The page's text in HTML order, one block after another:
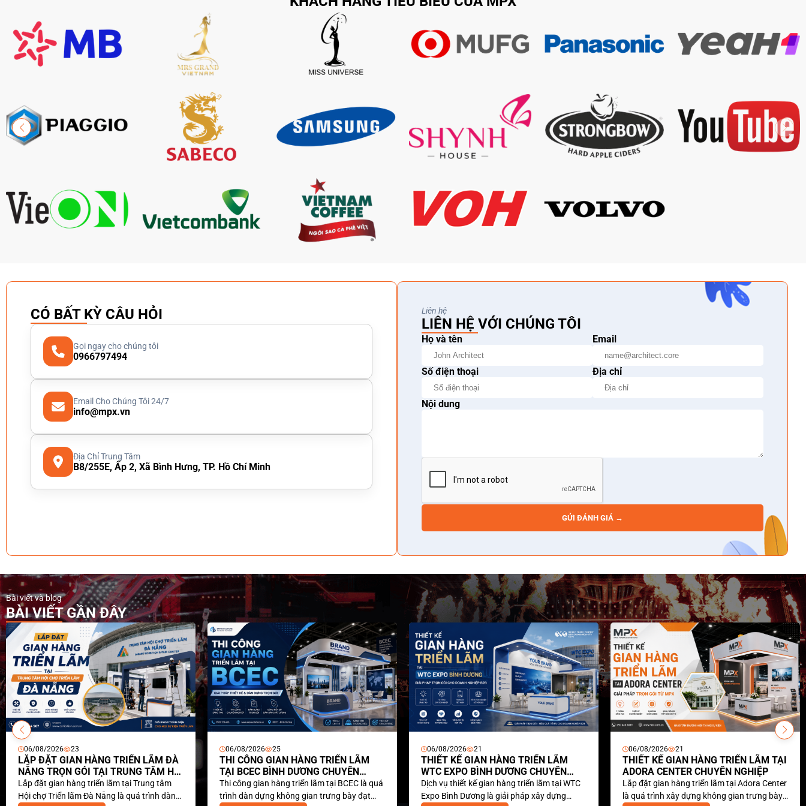
CÓ BẤT KỲ CÂU HỎI
Gọi ngay cho chúng tôi
0966797494
Email Cho Chúng Tôi 24/7
info@mpx.vn
Địa Chỉ Trung Tâm
B8/255E, Ấp 2, Xã Bình Hưng, TP. Hồ Chí Minh
Liên hệ
LIÊN HỆ VỚI CHÚNG TÔI
Họ và tên Email
Số điện thoại Địa chỉ
Nội dung
GỬI ĐÁNH GIÁ →
Bài viết và blog
BÀI VIẾT GẦN ĐÂY
06/08/2026 23
ĐẶT GIAN HÀNG TRIỂN LÃM ĐÀ
TRỌN GÓI TẠI TRUNG TÂM HỘI
đặt gian hàng triển lãm tại Trung tâm
chợ Triển lãm Đà Nẵng là quá trình dàn
06/08/2026 25
THI CÔNG GIAN HÀNG TRIỂN LÃM
TẠI BCEC BÌNH DƯƠNG CHUYÊN
NGHIỆP
Thi công gian hàng triển lãm tại BCEC là quá
trình dàn dựng không gian trưng bày đạt
06/08/2026 21
THIẾT KẾ GIAN HÀNG TRIỂN LÃM
WTC EXPO BÌNH DƯƠNG CHUYÊN
NGHIỆP
Dịch vụ thiết kế gian hàng triển lãm tại WTC
Expo Bình Dương là giải pháp xây dựng
06/08/2026 21
THIẾT KẾ GIAN HÀNG TRIỂN LÃM TẠI
ADORA CENTER CHUYÊN NGHIỆP
Lắp đặt gian hàng triển lãm tại Adora Center
là quá trình xây dựng không gian trưng bày